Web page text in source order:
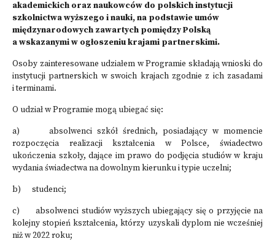
akademickich oraz naukowców do polskich instytucji
szkolnictwa wyższego i nauki, na podstawie umów
międzynarodowych zawartych pomiędzy Polską
a wskazanymi w ogłoszeniu krajami partnerskimi.
Osoby zainteresowane udziałem w Programie składają wnioski do
instytucji partnerskich w swoich krajach zgodnie z ich zasadami
i terminami.
O udział w Programie mogą ubiegać się:
a) absolwenci szkół średnich, posiadający w momencie
rozpoczęcia realizacji kształcenia w Polsce, świadectwo
ukończenia szkoły, dające im prawo do podjęcia studiów w kraju
wydania świadectwa na dowolnym kierunku i typie uczelni;
b) studenci;
c) absolwenci studiów wyższych ubiegający się o przyjęcie na
kolejny stopień kształcenia, którzy uzyskali dyplom nie wcześniej
niż w 2022 roku;